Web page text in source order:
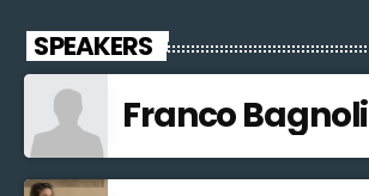
SPEAKERS
Franco Bagnoli